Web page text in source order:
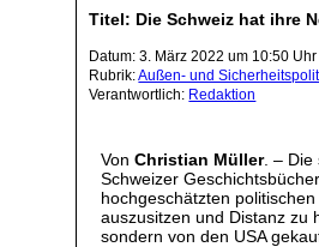
Titel: Die Schweiz hat ihre
Datum: 3. März 2022 um 10:50 Uhr
Rubrik:Außen- und
Verantwortlich: Redaktion
VonChristian Müller. – Die
Schweizer
hochgeschätzten
auszusitzen und Distanz zu
sondern von den USA